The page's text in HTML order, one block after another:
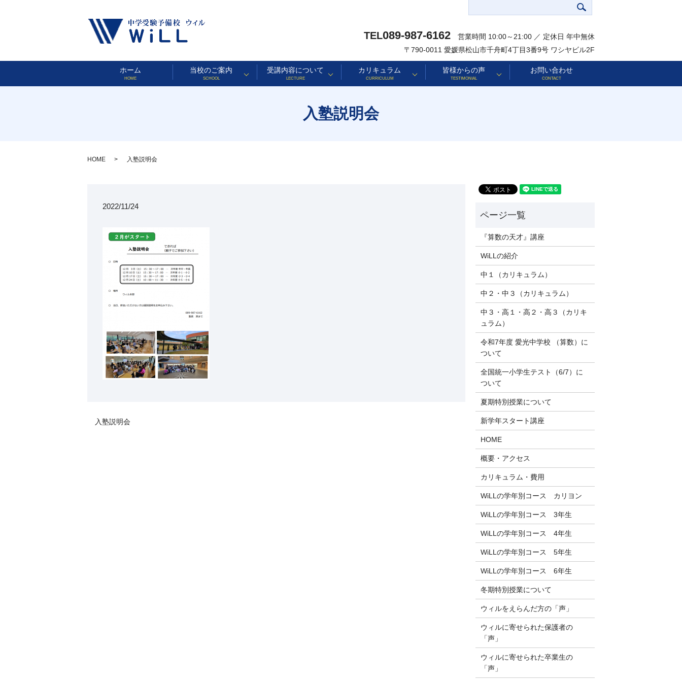
TEL089-987-6162
営業時間 10:00～21:00 ／ 定休日 年中無休
〒790-0011 愛媛県松山市千舟町4丁目3番9号 ワシヤビル2F
ホーム
HOME
当校のご案内
SCHOOL
受講内容について
LECTURE
カリキュラム
CURRICULUM
皆様からの声
TESTIMONIAL
お問い合わせ
CONTACT
入塾説明会
HOME 入塾説明会
2022/11/24
入塾説明会
『算数の天才』講座
WiLLの紹介
中１（カリキュラム）
中２・中３（カリキュラム）
中３・高１・高２・高３（カリキ
ュラム）
令和7年度 愛光中学校 （算数）に
ついて
全国統一小学生テスト（6/7）に
ついて
夏期特別授業について
新学年スタート講座
HOME
概要・アクセス
カリキュラム・費用
WiLLの学年別コース カリヨン
WiLLの学年別コース 3年生
WiLLの学年別コース 4年生
WiLLの学年別コース 5年生
WiLLの学年別コース 6年生
冬期特別授業について
ウィルをえらんだ方の「声」
ウィルに寄せられた保護者の
「声」
ウィルに寄せられた卒業生の
「声」